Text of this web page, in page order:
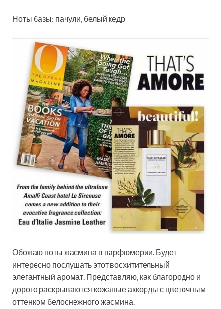
Ноты базы: пачули, белый кедр
Обожаю ноты жасмина в парфюмерии. Будет
интересно послушать этот восхитительный
элегантный аромат. Представляю, как благородно и
дорого раскрываются кожаные аккорды с цветочным
оттенком белоснежного жасмина.